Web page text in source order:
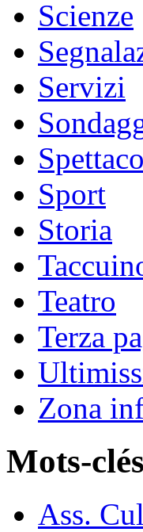
Scienze
Servizi
Sport
Storia
Teatro
Terza
Zona
Mots-
Ass.